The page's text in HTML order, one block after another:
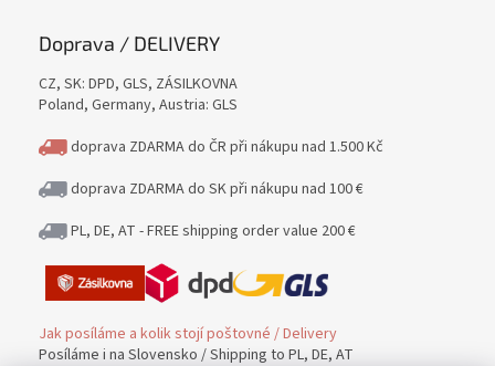
Doprava / DELIVERY
CZ, SK: DPD, GLS, ZÁSILKOVNA
Poland, Germany, Austria: GLS
doprava ZDARMA do ČR při nákupu nad 1.500 Kč
doprava ZDARMA do SK při nákupu nad 100 €
PL, DE, AT - FREE shipping order value 200 €
Jak posíláme a kolik stojí poštovné / Delivery
Posíláme i na Slovensko / Shipping to PL, DE, AT